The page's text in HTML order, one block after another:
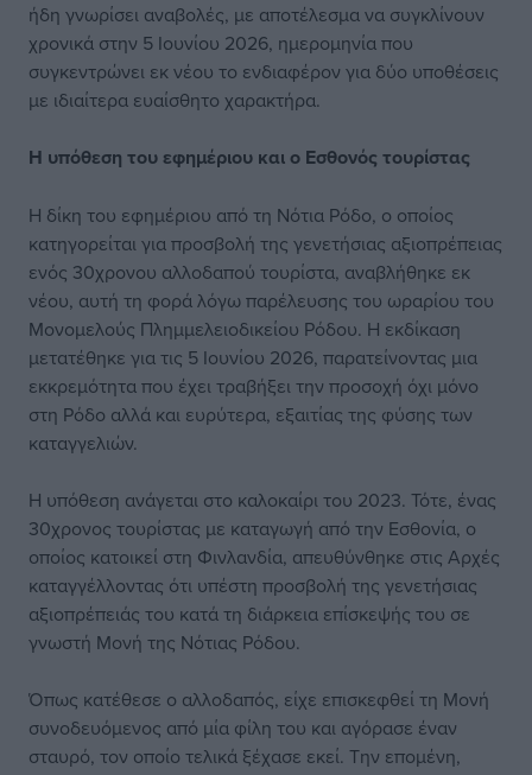
ήδη γνωρίσει αναβολές, με αποτέλεσμα να συγκλίνουν
χρονικά στην 5 Ιουνίου 2026, ημερομηνία που
συγκεντρώνει εκ νέου το ενδιαφέρον για δύο υποθέσεις
με ιδιαίτερα ευαίσθητο χαρακτήρα.
Η υπόθεση τουεφημέριου και ο Εσθονός τουρίστας
Η δίκη του εφημέριου από τη Νότια Ρόδο, ο οποίος
κατηγορείται για προσβολή της γενετήσιας αξιοπρέπειας
ενός 30χρονου αλλοδαπού τουρίστα, αναβλήθηκε εκ
νέου, αυτή τη φορά λόγω παρέλευσης του ωραρίου του
Μονομελούς Πλημμελειοδικείου Ρόδου. Η εκδίκαση
μετατέθηκε για τις 5 Ιουνίου 2026, παρατείνοντας μια
εκκρεμότητα που έχει τραβήξει την προσοχή όχι μόνο
στη Ρόδο αλλά και ευρύτερα, εξαιτίας της φύσης των
καταγγελιών.
Η υπόθεση ανάγεται στο καλοκαίρι του 2023. Τότε, ένας
30χρονος τουρίστας με καταγωγή από την Εσθονία, ο
οποίος κατοικεί στη Φινλανδία, απευθύνθηκε στις Αρχές
καταγγέλλοντας ότι υπέστη προσβολή της γενετήσιας
αξιοπρέπειάς του κατά τη διάρκεια επίσκεψής του σε
γνωστή Μονή της Νότιας Ρόδου.
Όπως κατέθεσε ο αλλοδαπός, είχε επισκεφθεί τη Μονή
συνοδευόμενος από μία φίλη του και αγόρασε έναν
σταυρό, τον οποίο τελικά ξέχασε εκεί. Την επομένη,